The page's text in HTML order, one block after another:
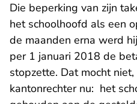
Die beperking van zijn
het schoolhoofd als een
de maanden erna werd
per 1 januari 2018 de
stopzette. Dat mocht
kantonrechter nu: het